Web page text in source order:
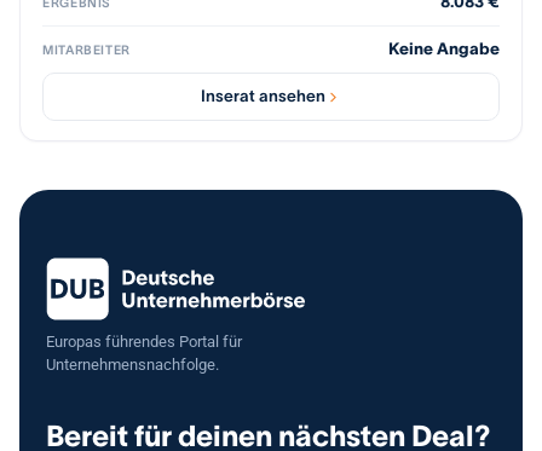
Warenbestand von ca. 25.000 € bietet das Unternehmen einen
strategischen Gründen, da sich der Inhaber neuen Projekten
MITARBEITER Keine Angabe
Inserat ansehen
Europas führendes Portal für
Unternehmensnachfolge.
Bereit für deinen nächsten Deal?